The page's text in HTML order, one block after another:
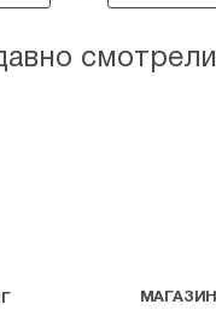
смотрели
МАГАЗИН